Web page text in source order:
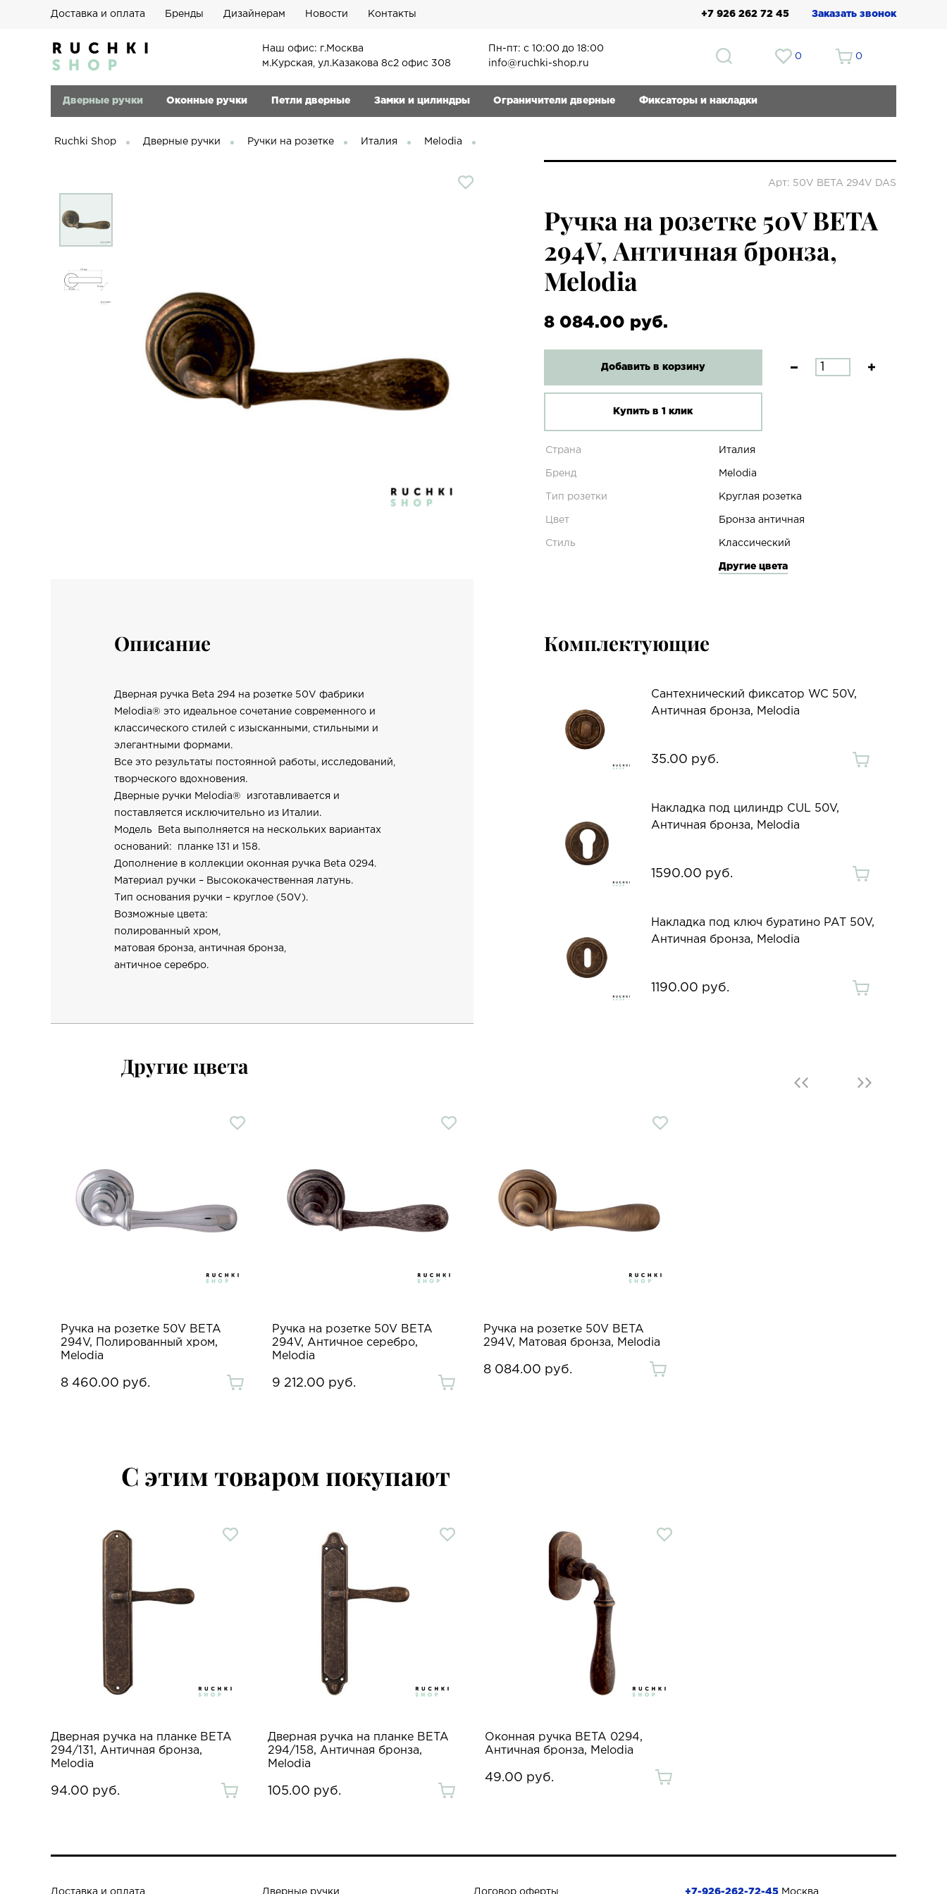
Доставка и оплата Бренды Дизайнерам Новости Контакты +7 926 262 72 45 Заказать звонок
Наш офис: г.Москва
м.Курская, ул.Казакова 8с2 офис 308
Пн-пт: с 10:00 до 18:00
info@ruchki-shop.ru
0 0
Дверные ручки Оконные ручки Петли дверные Замки и цилиндры Ограничители дверные Фиксаторы и накладки
Ruchki Shop Дверные ручки Ручки на розетке Италия Melodia
Арт: 50V BETA 294V DAS
Ручка на розетке 50V BETA
294V, Античная бронза,
Melodia
8 084.00 руб.
Добавить в корзину
Купить в 1 клик
Страна Италия
Бренд Melodia
Тип розетки Круглая розетка
Цвет Бронза античная
Стиль Классический
Другие цвета
Описание
Дверная ручка Beta 294 на розетке 50V фабрики
Melodia® это идеальное сочетание современного и
классического стилей с изысканными, стильными и
элегантными формами.
Все это результаты постоянной работы, исследований,
творческого вдохновения.
Дверные ручки Melodia® изготавливается и
поставляется исключительно из Италии.
Модель Beta выполняется на нескольких вариантах
оснований: планке 131 и 158.
Дополнение в коллекции оконная ручка Beta 0294.
Материал ручки – Высококачественная латунь.
Тип основания ручки – круглое (50V).
Возможные цвета:
полированный хром,
матовая бронза, античная бронза,
античное серебро.
Комплектующие
Сантехнический фиксатор WC 50V,
Античная бронза, Melodia
35.00 руб.
Накладка под цилиндр CUL 50V,
Античная бронза, Melodia
1590.00 руб.
Накладка под ключ буратино PAT 50V,
Античная бронза, Melodia
1190.00 руб.
Другие цвета
Ручка на розетке 50V BETA
294V, Полированный хром,
Melodia
8 460.00 руб.
Ручка на розетке 50V BETA
294V, Античное серебро,
Melodia
9 212.00 руб.
Ручка на розетке 50V BETA
294V, Матовая бронза, Melodia
8 084.00 руб.
С этим товаром покупают
Дверная ручка на планке BETA
294/131, Античная бронза,
Melodia
94.00 руб.
Дверная ручка на планке BETA
294/158, Античная бронза,
Melodia
105.00 руб.
Оконная ручка BETA 0294,
Античная бронза, Melodia
49.00 руб.
Доставка и оплата Дверные ручки Договор оферты +7-926-262-72-45Москва